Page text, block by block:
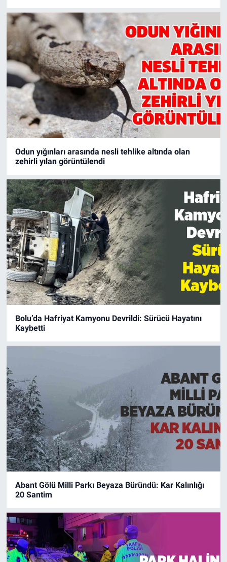
Odun yığınları arasında nesli tehlike altında olan
zehirli yılan görüntülendi
Bolu’da Hafriyat Kamyonu Devrildi: Sürücü Hayatını
Kaybetti
Abant Gölü Milli Parkı Beyaza Büründü: Kar Kalınlığı
20 Santim